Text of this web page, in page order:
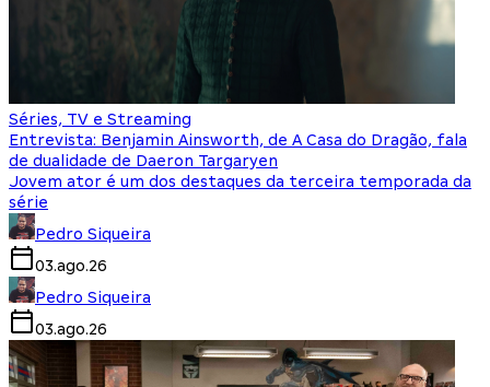
Séries, TV e Streaming
Entrevista: Benjamin Ainsworth, de A Casa do Dragão, fala
de dualidade de Daeron Targaryen
Jovem ator é um dos destaques da terceira temporada da
série
Pedro Siqueira
03.ago.26
Pedro Siqueira
03.ago.26